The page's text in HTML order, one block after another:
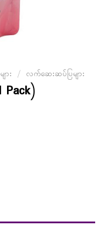
ား / လက်ဆေးဆပ်ပြများ
Pack)